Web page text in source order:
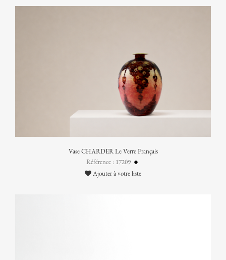
Vase CHARDER Le Verre Français
Référence : 17209
Ajouter à votre liste